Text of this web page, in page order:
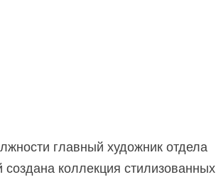
главный художник отдела
коллекция стилизованных